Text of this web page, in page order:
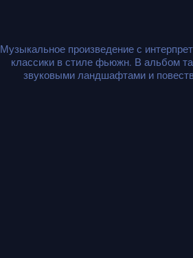
Музыкальное произведение с
классики в стиле фьюжн. В альбом
звуковыми ландшафтами и